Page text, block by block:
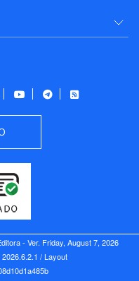
- Ver. Friday, August 7, 2026
/ Layout